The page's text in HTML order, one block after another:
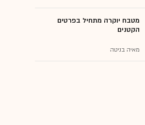
מטבח יוקרה מתחיל בפרטים
הקטנים
מאיה בניטה